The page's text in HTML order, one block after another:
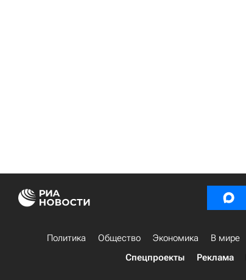
Политика Общество Экономика В мире
Спецпроекты
Реклама